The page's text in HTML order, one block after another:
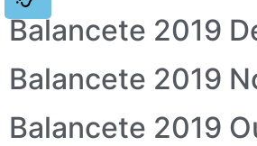
Balancete 2019
Balancete 2019
Balancete 2019